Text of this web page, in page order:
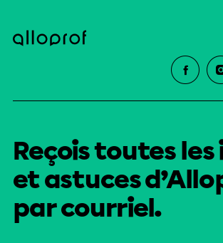
Reçois toutes les
et astuces
par courriel.